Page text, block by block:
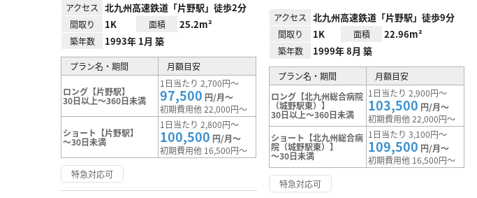
アクセス 北九州高速鉄道「片野駅」徒歩2分
間取り 1K 面積 25.2m²
築年数 1993年 1月 築
プラン名・期間 月額目安
ロング【片野駅】
30日以上～360日未満
1日当たり 2,700円～
97,500 円/月～
初期費用他 22,000円～
ショート【片野駅】
～30日未満
1日当たり 2,800円～
100,500 円/月～
初期費用他 16,500円～
特急対応可
アクセス 北九州高速鉄道「片野駅」徒歩9分
間取り 1K 面積 22.96m²
築年数 1999年 8月 築
プラン名・期間
月額目安
ロング【北九州総合病院
（城野駅東）】
30日以上～360日未満
1日当たり 2,900円～
103,500 円/月～
初期費用他 22,000円～
ショート【北九州総合病
院（城野駅東）】
～30日未満
1日当たり 3,100円～
109,500 円/月～
初期費用他 16,500円～
特急対応可